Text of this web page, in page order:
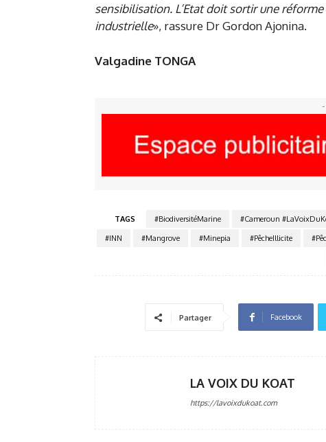
sensibilisation. L’Etat doit sortir une
industrielle», rassure Dr Gordon Ajonina.
Valgadine TONGA
-
TAGS #BiodiversitéMarine #Cameroun
#INN
#Mangrove #Minepia #PêcheIllicite
Partager Facebook
LA VOIX DU KOAT
https://lavoixdukoat.com